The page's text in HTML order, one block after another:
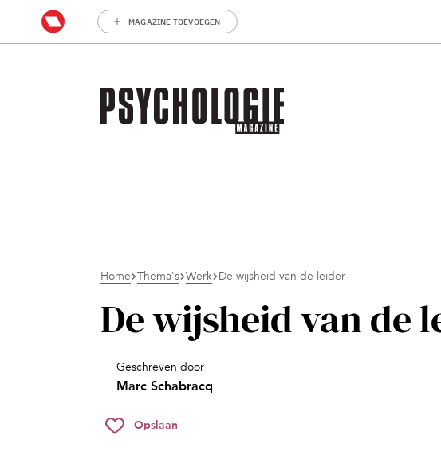
MAGAZINE TOEVOEGEN
Home Thema's Werk De wijsheid van de leider
De wijsheid van de
Geschreven door
Marc Schabracq
Opslaan